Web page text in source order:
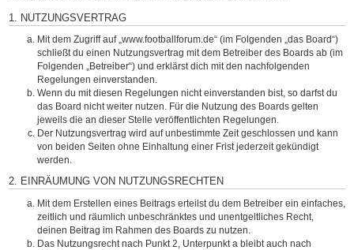
1. NUTZUNGSVERTRAG
Mit dem Zugriff auf „www.footballforum.de“ (im Folgenden „das Board“)
schließt du einen Nutzungsvertrag mit dem Betreiber des Boards ab (im
Folgenden „Betreiber“) und erklärst dich mit den nachfolgenden
Regelungen einverstanden.
Wenn du mit diesen Regelungen nicht einverstanden bist, so darfst du
das Board nicht weiter nutzen. Für die Nutzung des Boards gelten
jeweils die an dieser Stelle veröffentlichten Regelungen.
Der Nutzungsvertrag wird auf unbestimmte Zeit geschlossen und kann
von beiden Seiten ohne Einhaltung einer Frist jederzeit gekündigt
werden.
2. EINRÄUMUNG VON NUTZUNGSRECHTEN
Mit dem Erstellen eines Beitrags erteilst du dem Betreiber ein einfaches,
zeitlich und räumlich unbeschränktes und unentgeltliches Recht,
deinen Beitrag im Rahmen des Boards zu nutzen.
Das Nutzungsrecht nach Punkt 2, Unterpunkt a bleibt auch nach